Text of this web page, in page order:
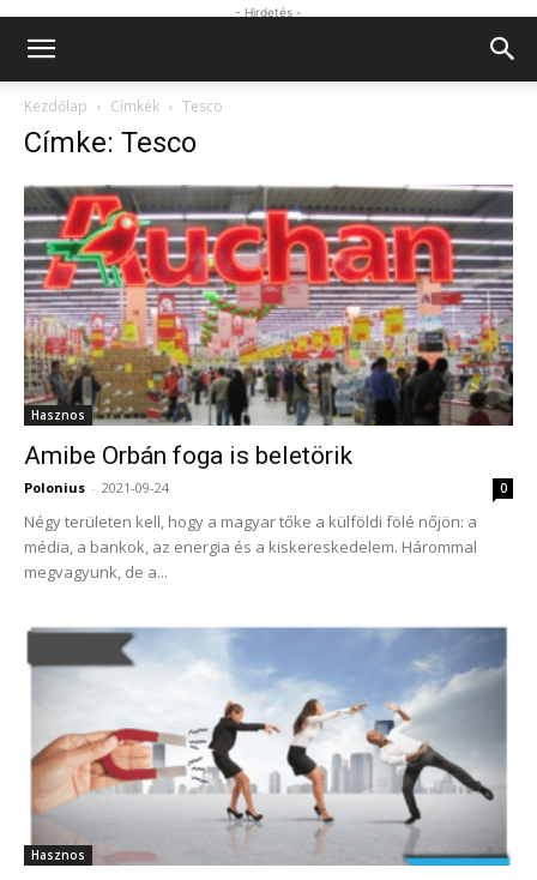
- Hirdetés -
Kezdőlap Címkék Tesco
Címke: Tesco
Hasznos
Amibe Orbán foga is beletörik
Polonius - 2021-09-24 0
Négy területen kell, hogy a magyar tőke a külföldi fölé nőjön: a
média, a bankok, az energia és a kiskereskedelem. Hárommal
megvagyunk, de a...
Hasznos